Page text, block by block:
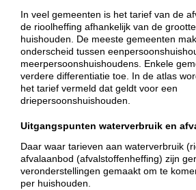
In veel gemeenten is het tarief van de
de rioolheffing afhankelijk van de
huishouden. De meeste gemeenten
onderscheid tussen
meerpersoonshuishoudens. Enkele
verdere differentiatie toe. In de atlas
het tarief vermeld dat geldt voor een
driepersoonshuishouden.
Uitgangspunten waterverbruik en
Daar waar tarieven aan waterverbruik
afvalaanbod (afvalstoffenheffing) zijn
veronderstellingen gemaakt om te
per huishouden.